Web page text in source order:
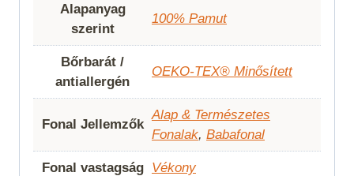
Alapanyag
szerint
100% Pamut
Bőrbarát /
antiallergén
OEKO-TEX® Minősített
Fonal Jellemzők
Alap & Természetes
Fonalak, Babafonal
Fonal vastagság Vékony